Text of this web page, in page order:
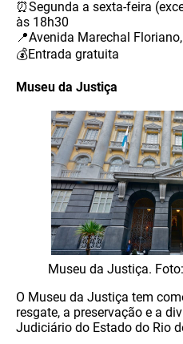
⏰Segunda a sexta-feira
às 18h30
📍Avenida Marechal
💰Entrada gratuita
Museu da Justiça
Museu da Justiça.
O Museu da Justiça tem
resgate, a preservação e a
Judiciário do Estado do Rio